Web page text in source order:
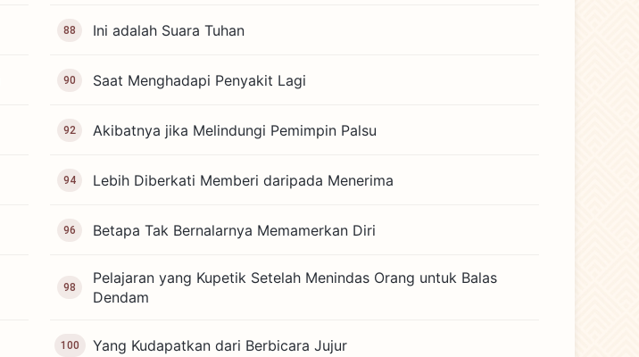
88 Ini adalah Suara Tuhan
90 Saat Menghadapi Penyakit Lagi
92 Akibatnya jika Melindungi Pemimpin Palsu
94 Lebih Diberkati Memberi daripada Menerima
96 Betapa Tak Bernalarnya Memamerkan Diri
98
Pelajaran yang Kupetik Setelah Menindas Orang untuk Balas
Dendam
100 Yang Kudapatkan dari Berbicara Jujur